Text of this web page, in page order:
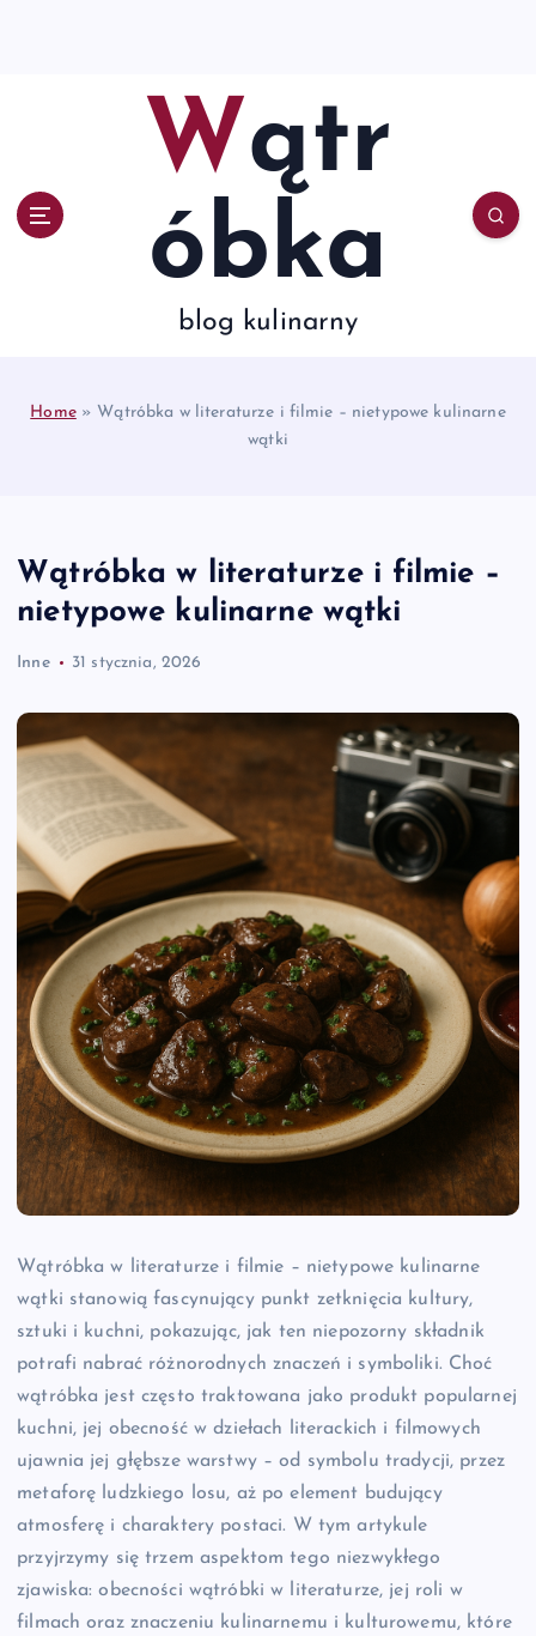
Wątr
óbka
blog kulinarny
Home» Wątróbka w literaturze i filmie – nietypowe kulinarne
wątki
Wątróbka w literaturze i filmie –
nietypowe kulinarne wątki
Inne 31 stycznia, 2026
Wątróbka w literaturze i filmie – nietypowe kulinarne
wątki stanowią fascynujący punkt zetknięcia kultury,
sztuki i kuchni, pokazując, jak ten niepozorny składnik
potrafi nabrać różnorodnych znaczeń i symboliki. Choć
wątróbka jest często traktowana jako produkt popularnej
kuchni, jej obecność w dziełach literackich i filmowych
ujawnia jej głębsze warstwy – od symbolu tradycji, przez
metaforę ludzkiego losu, aż po element budujący
atmosferę i charaktery postaci. W tym artykule
przyjrzymy się trzem aspektom tego niezwykłego
zjawiska: obecności wątróbki w literaturze, jej roli w
filmach oraz znaczeniu kulinarnemu i kulturowemu, które